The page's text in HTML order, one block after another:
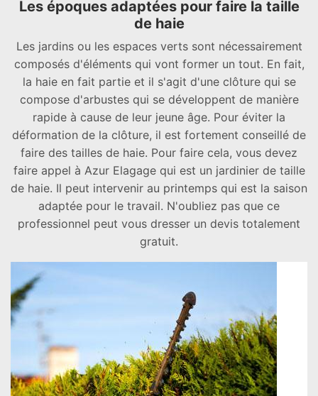
Les époques adaptées pour faire la taille
de haie
Les jardins ou les espaces verts sont nécessairement
composés d'éléments qui vont former un tout. En fait,
la haie en fait partie et il s'agit d'une clôture qui se
compose d'arbustes qui se développent de manière
rapide à cause de leur jeune âge. Pour éviter la
déformation de la clôture, il est fortement conseillé de
faire des tailles de haie. Pour faire cela, vous devez
faire appel à Azur Elagage qui est un jardinier de taille
de haie. Il peut intervenir au printemps qui est la saison
adaptée pour le travail. N'oubliez pas que ce
professionnel peut vous dresser un devis totalement
gratuit.